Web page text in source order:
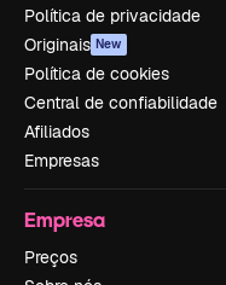
Política de privacidade
Originais New
Política de cookies
Central de confiabilidade
Afiliados
Empresas
Empresa
Preços